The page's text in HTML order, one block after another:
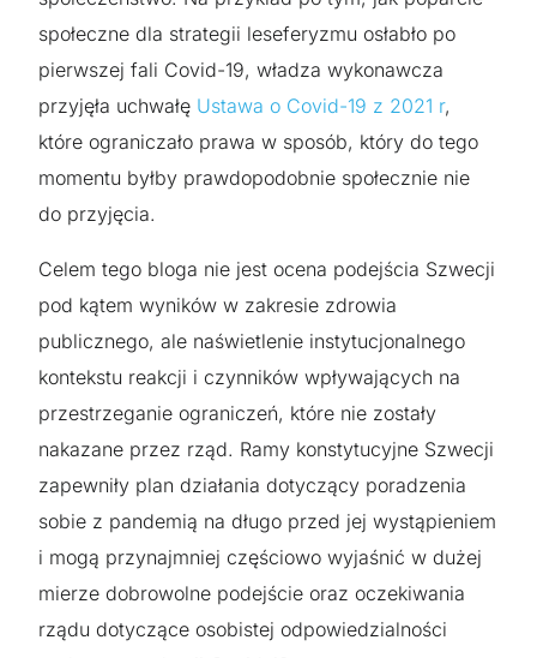
społeczne dla strategii leseferyzmu osłabło po
pierwszej fali Covid-19, władza wykonawcza
przyjęła uchwałę Ustawa o Covid-19 z 2021 r,
które ograniczało prawa w sposób, który do tego
momentu byłby prawdopodobnie społecznie nie
do przyjęcia.
Celem tego bloga nie jest ocena podejścia Szwecji
pod kątem wyników w zakresie zdrowia
publicznego, ale naświetlenie instytucjonalnego
kontekstu reakcji i czynników wpływających na
przestrzeganie ograniczeń, które nie zostały
nakazane przez rząd. Ramy konstytucyjne Szwecji
zapewniły plan działania dotyczący poradzenia
sobie z pandemią na długo przed jej wystąpieniem
i mogą przynajmniej częściowo wyjaśnić w dużej
mierze dobrowolne podejście oraz oczekiwania
rządu dotyczące osobistej odpowiedzialności